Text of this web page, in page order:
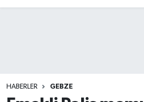
HABERLER GEBZE